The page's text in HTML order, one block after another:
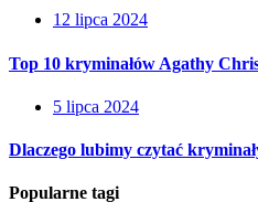
12 lipca 2024
Top 10 kryminałów Agathy
5 lipca 2024
Dlaczego lubimy czytać
Popularne tagi